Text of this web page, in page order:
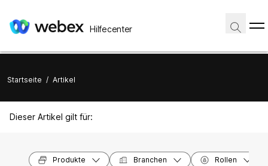
Hilfecenter
Startseite / Artikel
Dieser Artikel gilt für:
Produkte Branchen Rollen